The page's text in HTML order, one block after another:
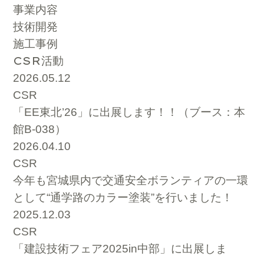
事業内容
技術開発
施工事例
CSR活動
2026.05.12
CSR
「EE東北’26」に出展します！！（ブース：本
館B-038）
2026.04.10
CSR
今年も宮城県内で交通安全ボランティアの一環
として“通学路のカラー塗装”を行いました！
2025.12.03
CSR
「建設技術フェア2025in中部」に出展しま